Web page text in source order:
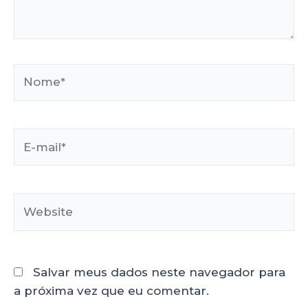
Salvar meus dados neste navegador para
a próxima vez que eu comentar.